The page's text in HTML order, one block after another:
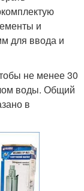
и
для ввода и
не менее 30
воды. Общий
в